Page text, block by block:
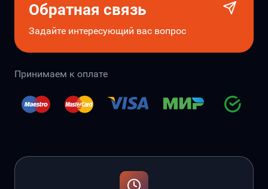
Обратная связь
Задайте интересующий вас вопрос
Принимаем к оплате